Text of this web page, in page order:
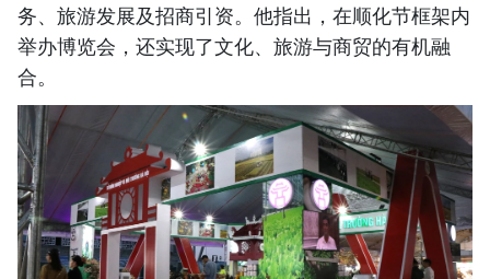
务、旅游发展及招商引资。他指出，在顺化节框架内
举办博览会，还实现了文化、旅游与商贸的有机融
合。